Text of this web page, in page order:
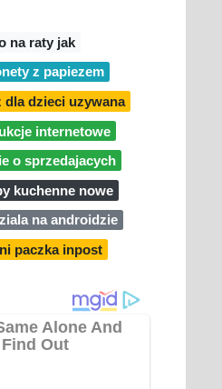
na raty jak
z papiezem
dla dzieci uzywana
internetowe
o sprzedajacych
kuchenne nowe
na androidzie
paczka inpost